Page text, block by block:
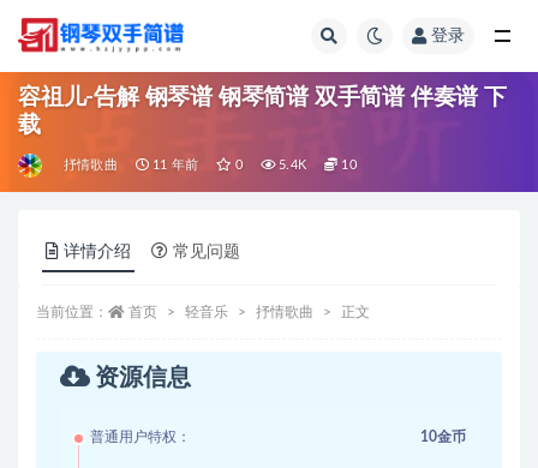
登录
容祖儿-告解 钢琴谱 钢琴简谱 双手简谱 伴奏谱 下
载
抒情歌曲 11 年前 0 5.4K 10
详情介绍 常见问题
当前位置： 首页 轻音乐 抒情歌曲 正文
资源信息
普通用户特权： 10金币